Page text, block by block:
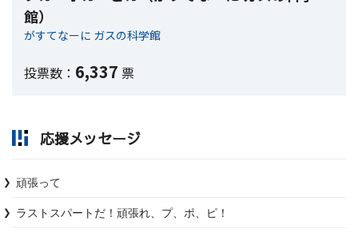
館）
がすてなーに ガスの科学館
投票数： 6,337 票
応援メッセージ
頑張って
ラストスパートだ！頑張れ、プ、ポ、ピ！